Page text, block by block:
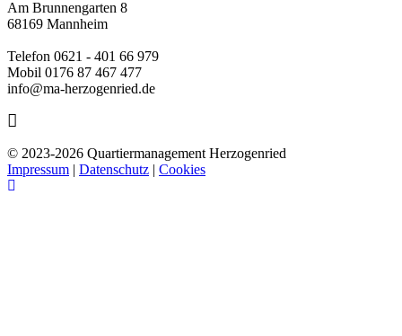
Am Brunnengarten 8
68169 Mannheim
Telefon 0621 - 401 66 979
Mobil 0176 87 467 477
info@ma-herzogenried.de
© 2023-2026 Quartiermanagement Herzogenried
Impressum | Datenschutz | Cookies